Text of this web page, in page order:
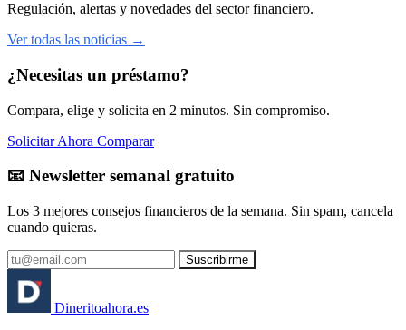
Regulación, alertas y novedades del sector financiero.
Ver todas las noticias →
¿Necesitas un préstamo?
Compara, elige y solicita en 2 minutos. Sin compromiso.
Solicitar Ahora Comparar
📧 Newsletter semanal gratuito
Los 3 mejores consejos financieros de la semana. Sin spam, cancela
cuando quieras.
Suscribirme
Dineritoahora.es